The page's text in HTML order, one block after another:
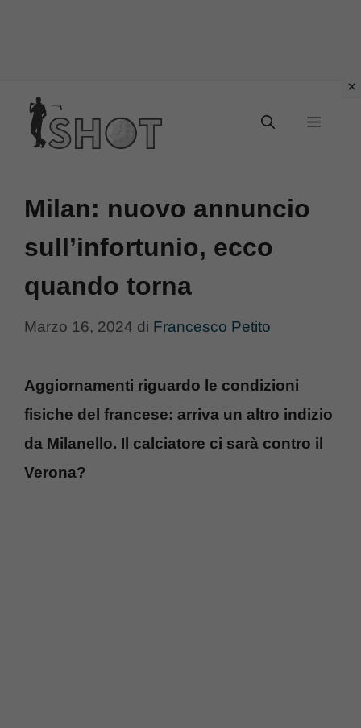
contenuto
Menu
Milan: nuovo annuncio
sull’infortunio, ecco
quando torna
Marzo 16, 2024 di Francesco Petito
Aggiornamenti riguardo le condizioni
fisiche del francese: arriva un altro indizio
da Milanello. Il calciatore ci sarà contro il
Verona?